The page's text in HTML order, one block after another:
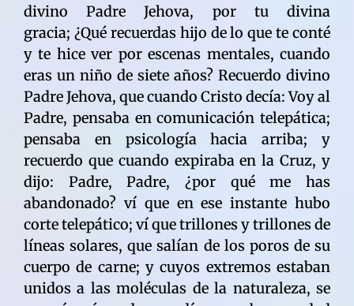
divino Padre Jehova, por tu divina
gracia; ¿Qué recuerdas hijo de lo que te conté
y te hice ver por escenas mentales, cuando
eras un niño de siete años? Recuerdo divino
Padre Jehova, que cuando Cristo decía: Voy al
Padre, pensaba en comunicación telepática;
pensaba en psicología hacia arriba; y
recuerdo que cuando expiraba en la Cruz, y
dijo: Padre, Padre, ¿por qué me has
abandonado? ví que en ese instante hubo
corte telepático; ví que trillones y trillones de
líneas solares, que salían de los poros de su
cuerpo de carne; y cuyos extremos estaban
unidos a las moléculas de la naturaleza, se